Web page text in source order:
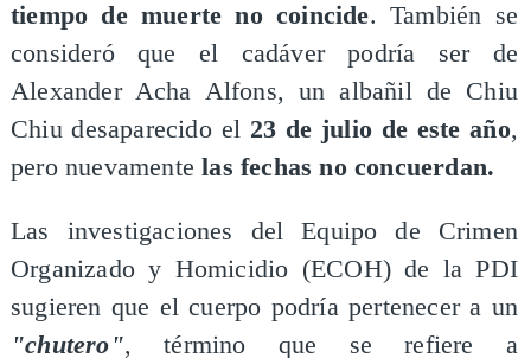
tiempo de muerte no coincide. También se
consideró que el cadáver podría ser de
Alexander Acha Alfons, un albañil de Chiu
Chiu desaparecido el 23 de julio de este año,
pero nuevamentelas fechas no concuerdan.
Las investigaciones del Equipo de Crimen
Organizado y Homicidio (ECOH) de la PDI
sugieren que el cuerpo podría pertenecer a un
"chutero", término que se refiere a